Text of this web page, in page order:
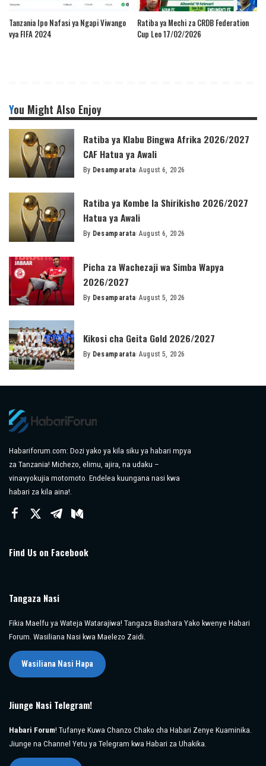
Tanzania Ipo Nafasi ya Ngapi Viwango
vya FIFA 2024
Ratiba ya Mechi za CRDB Federation
Cup Leo 17/02/2026
You Might Also Enjoy
Ratiba ya Klabu Bingwa Afrika 2026/2027
CAF Hatua ya Awali
Posted
By Desamparata August 6, 2026
Ratiba ya Kombe la Shirikisho 2026/2027
Hatua ya Awali
Posted
By Desamparata August 6, 2026
Picha za Wachezaji wa Simba Wapya
2026/2027
Posted
By Desamparata August 5, 2026
Kikosi cha Geita Gold 2026/2027
Posted
By Desamparata August 5, 2026
Habariforum.com: Dozi yako ya kila siku ya habari mpya
za Tanzania! Michezo, elimu, ajira, na udaku –
vinavyokujia motomoto. Endelea kuungana nasi kwa
habari za kila aina!.
Find Us on Facebook
Tangaza Nasi
Fikia Maelfu ya Wateja Watarajiwa! Tangaza Biashara Yako kwenye Habari
Forum. Wasiliana Nasi kwa Maelezo Zaidi.
Wasiliana Nasi Hapa
Jiunge Nasi Telegram!
Habari Forum! Tufanye Kuwa Chanzo Chako cha Habari Zenye Kuaminika.
Jiunge na Channel Yetu ya Telegram kwa Habari za Uhakika.